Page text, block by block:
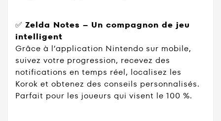
✅ Zelda Notes – Un compagnon de jeu
intelligent
Grâce à l’application Nintendo sur mobile,
suivez votre progression, recevez des
notifications en temps réel, localisez les
Korok et obtenez des conseils personnalisés.
Parfait pour les joueurs qui visent le 100 %.